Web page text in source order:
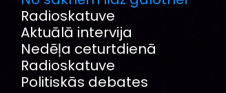
Radioskatuve
Aktuālā intervija
Nedēļa ceturtdienā
Radioskatuve
Politiskās debates